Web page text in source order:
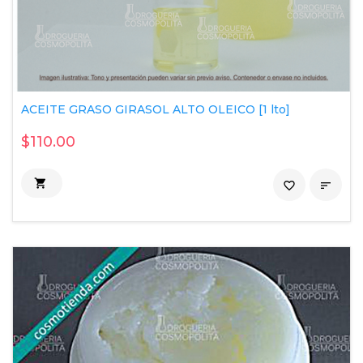
ACEITE GRASO GIRASOL ALTO OLEICO [1 lto]
$110.00
 
favorite_border